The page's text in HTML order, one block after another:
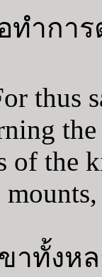
ทำกา
thus
of the
ขาทั้งห